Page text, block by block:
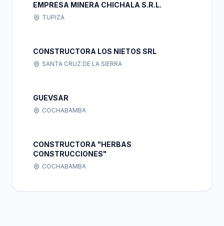
EMPRESA MINERA CHICHALA S.R.L.
TUPIZA
CONSTRUCTORA LOS NIETOS SRL
SANTA CRUZ DE LA SIERRA
GUEVSAR
COCHABAMBA
CONSTRUCTORA "HERBAS
CONSTRUCCIONES"
COCHABAMBA